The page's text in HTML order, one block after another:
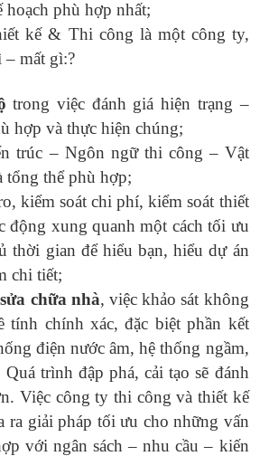
hoạch phù hợp nhất;
kế & Thi công là một công ty,
– mất gì:?
trong việc đánh giá hiện trạng –
hợp và thực hiện chúng;
trúc – Ngôn ngữ thi công – Vật
thể phù hợp;
kiểm soát chi phí, kiểm soát thiết
động xung quanh một cách tối ưu
thời gian để hiểu bạn, hiểu dự án
chi tiết;
chữa nhà, việc khảo sát không
tính chính xác, đặc biệt phần kết
điện nước âm, hệ thống ngầm,
trình đập phá, cải tạo sẽ đánh
Việc công ty thi công và thiết kế
ra giải pháp tối ưu cho những vấn
với ngân sách – nhu cầu – kiến